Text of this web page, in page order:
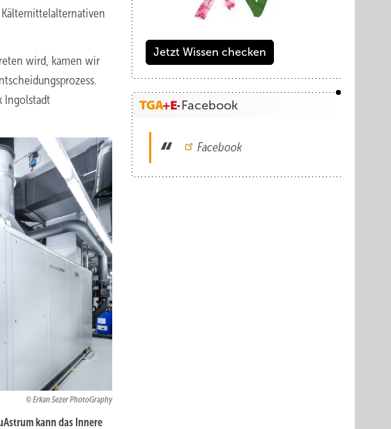
wird, kamen wir
Ingolstadt
Erkan Sezer PhotoGraphy
kann das Innere
Jetzt Wissen checken
Facebook
Facebook